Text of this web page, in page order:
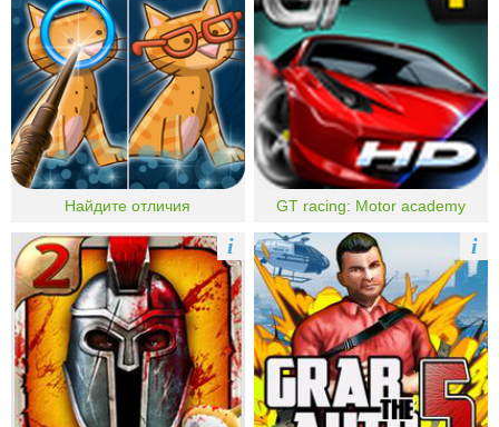
Найдите отличия GT racing: Motor academy
i i